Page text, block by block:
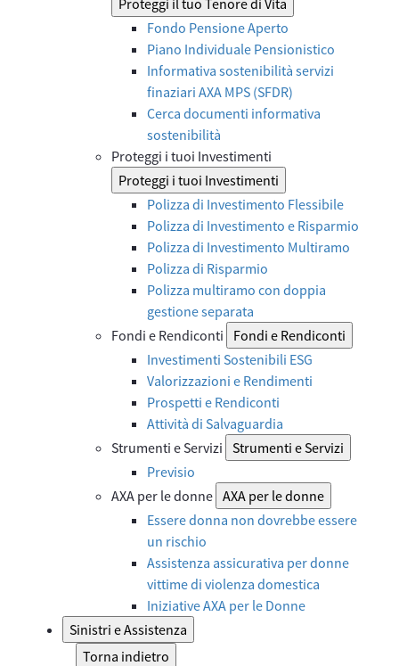
Fondo Pensione Aperto
Piano Individuale Pensionistico
Informativa sostenibilità servizi
finaziari AXA MPS (SFDR)
Cerca documenti informativa
sostenibilità
Proteggi i tuoi Investimenti
Proteggi i tuoi Investimenti
Polizza di Investimento Flessibile
Polizza di Investimento e Risparmio
Polizza di Investimento Multiramo
Polizza di Risparmio
Polizza multiramo con doppia
gestione separata
Fondi e Rendiconti
Fondi e Rendiconti
Investimenti Sostenibili ESG
Valorizzazioni e Rendimenti
Prospetti e Rendiconti
Attività di Salvaguardia
Strumenti e Servizi Strumenti e Servizi
Previsio
AXA per le donne AXA per le donne
Essere donna non dovrebbe essere
un rischio
Assistenza assicurativa per donne
vittime di violenza domestica
Iniziative AXA per le Donne
Sinistri e Assistenza
Torna indietro